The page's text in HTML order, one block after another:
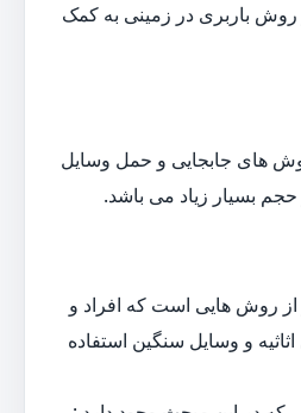
روش باربری در زمینی به کمک
های جابجایی و حمل وسایل
بسیار زیاد می باشد.
از روش هایی است که افراد و
و وسایل سنگین استفاده